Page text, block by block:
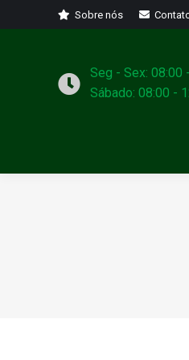
Sobre nós
Seg - Sex: 08:00
Sábado: 08:00 -